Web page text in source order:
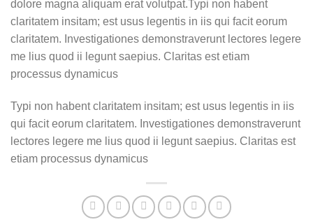
dolore magna aliquam erat volutpat.Typi non habent
claritatem insitam; est usus legentis in iis qui facit eorum
claritatem. Investigationes demonstraverunt lectores legere
me lius quod ii legunt saepius. Claritas est etiam
processus dynamicus
Typi non habent claritatem insitam; est usus legentis in iis
qui facit eorum claritatem. Investigationes demonstraverunt
lectores legere me lius quod ii legunt saepius. Claritas est
etiam processus dynamicus